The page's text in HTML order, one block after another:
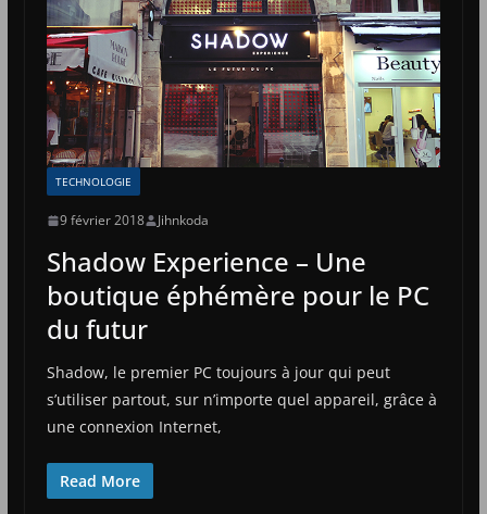
TECHNOLOGIE
9 février 2018 Jihnkoda
Shadow Experience – Une
boutique éphémère pour le PC
du futur
Shadow, le premier PC toujours à jour qui peut
s’utiliser partout, sur n’importe quel appareil, grâce à
une connexion Internet,
Read More